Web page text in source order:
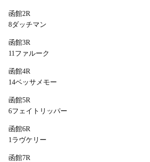
函館2R
8ダッチマン
函館3R
11ファルーク
函館4R
14ベッサメモー
函館5R
6フェイトリッパー
函館6R
1ラヴケリー
函館7R